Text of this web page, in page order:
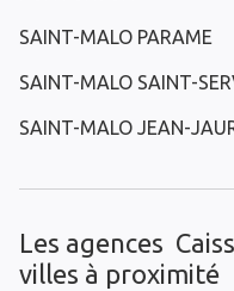
SAINT-MALO PARAME
SAINT-MALO SAINT-
SAINT-MALO JEAN-
Les agences
villes à proximité